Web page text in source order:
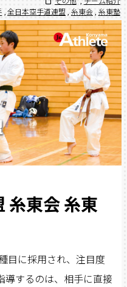
,全日本空手道連盟 糸東会 , 糸東塾
糸東会 糸東
目に採用され、注目度
導するのは、相手に直接